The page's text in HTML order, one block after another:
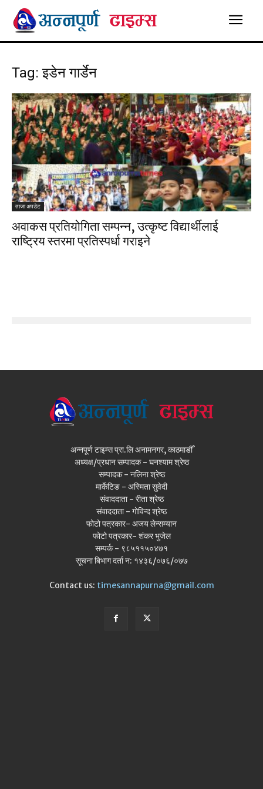
Tag: इडेन गार्डेन
ताजा अपडेट
अवाकस प्रतियोगिता सम्पन्न, उत्कृष्ट विद्यार्थीलाई
राष्ट्रिय स्तरमा प्रतिस्पर्धा गराइने
अन्नपूर्ण टाइम्स प्रा.लि अनामनगर, काठमाडौँ
अध्यक्ष/प्रधान सम्पादक - घनश्याम श्रेष्ठ
सम्पादक - नलिना श्रेष्ठ
मार्केटिङ - अस्मिता सुवेदी
संवाददाता - रीता श्रेष्ठ
संवाददाता - गोविन्द श्रेष्ठ
फोटो पत्रकार- अजय लेन्सम्यान
फोटो पत्रकार- शंकर भुजेल
सम्पर्क - ९८५११५०४७१
सूचना बिभाग दर्ता न: १४३६/०७६/०७७
Contact us: timesannapurna@gmail.com